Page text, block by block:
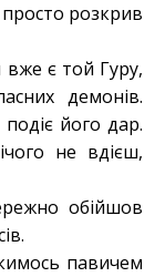
розкрив
є той Гуру,
демонів.
його дар.
не вдієш,
обійшов
павичем